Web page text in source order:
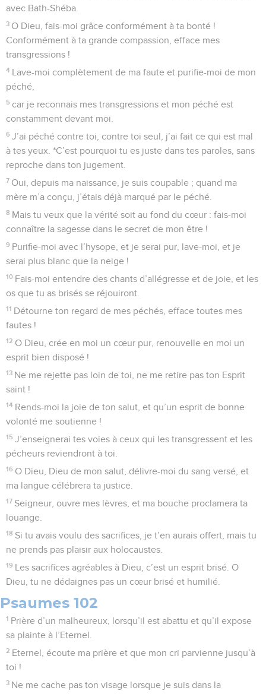
avec Bath-Shéba.
3 O Dieu, fais-moi grâce conformément à ta bonté !
Conformément à ta grande compassion, efface mes
transgressions !
4
Lave-moi complètement de ma faute et purifie-moi de mon
péché,
5 car je reconnais mes transgressions et mon péché est
constamment devant moi.
6 J’ai péché contre toi, contre toi seul, j’ai fait ce qui est mal
à tes yeux. *C’est pourquoi tu es juste dans tes paroles, sans
reproche dans ton jugement.
7 Oui, depuis ma naissance, je suis coupable ; quand ma
mère m’a conçu, j’étais déjà marqué par le péché.
8 Mais tu veux que la vérité soit au fond du cœur : fais-moi
connaître la sagesse dans le secret de mon être !
9 Purifie-moi avec l’hysope, et je serai pur, lave-moi, et je
serai plus blanc que la neige !
10 Fais-moi entendre des chants d’allégresse et de joie, et les
os que tu as brisés se réjouiront.
11 Détourne ton regard de mes péchés, efface toutes mes
fautes !
12 O Dieu, crée en moi un cœur pur, renouvelle en moi un
esprit bien disposé !
13 Ne me rejette pas loin de toi, ne me retire pas ton Esprit
saint !
14 Rends-moi la joie de ton salut, et qu’un esprit de bonne
volonté me soutienne !
15 J’enseignerai tes voies à ceux qui les transgressent et les
pécheurs reviendront à toi.
16 O Dieu, Dieu de mon salut, délivre-moi du sang versé, et
ma langue célébrera ta justice.
17 Seigneur, ouvre mes lèvres, et ma bouche proclamera ta
louange.
18 Si tu avais voulu des sacrifices, je t’en aurais offert, mais tu
ne prends pas plaisir aux holocaustes.
19
Les sacrifices agréables à Dieu, c’est un esprit brisé. O
Dieu, tu ne dédaignes pas un cœur brisé et humilié.
Psaumes 102
1 Prière d’un malheureux, lorsqu’il est abattu et qu’il expose
sa plainte à l’Eternel.
2 Eternel, écoute ma prière et que mon cri parvienne jusqu’à
toi !
3 Ne me cache pas ton visage lorsque je suis dans la